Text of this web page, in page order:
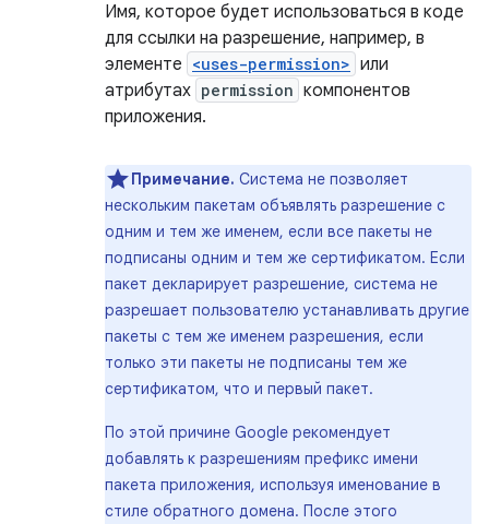
Имя, которое будет использоваться в коде
для ссылки на разрешение, например, в
элементе <uses-permission> или
атрибутах permission компонентов
приложения.
Примечание. Система не позволяет
нескольким пакетам объявлять разрешение с
одним и тем же именем, если все пакеты не
подписаны одним и тем же сертификатом. Если
пакет декларирует разрешение, система не
разрешает пользователю устанавливать другие
пакеты с тем же именем разрешения, если
только эти пакеты не подписаны тем же
сертификатом, что и первый пакет.
По этой причине Google рекомендует
добавлять к разрешениям префикс имени
пакета приложения, используя именование в
стиле обратного домена. После этого